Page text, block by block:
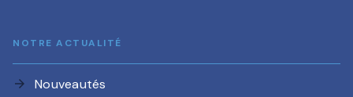
NOTRE ACTUALITÉ
arrow_forward Nouveautés